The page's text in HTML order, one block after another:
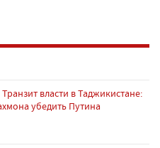
Транзит власти в Таджикистане:
убедить Путина